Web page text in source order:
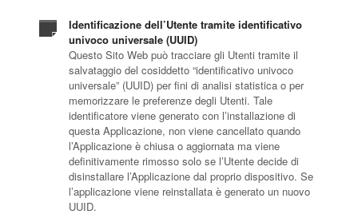
Identificazione dell’Utente tramite identificativo
univoco universale (UUID)
Questo Sito Web può tracciare gli Utenti tramite il
salvataggio del cosiddetto “identificativo univoco
universale” (UUID) per fini di analisi statistica o per
memorizzare le preferenze degli Utenti. Tale
identificatore viene generato con l’installazione di
questa Applicazione, non viene cancellato quando
l’Applicazione è chiusa o aggiornata ma viene
definitivamente rimosso solo se l’Utente decide di
disinstallare l’Applicazione dal proprio dispositivo. Se
l’applicazione viene reinstallata è generato un nuovo
UUID.